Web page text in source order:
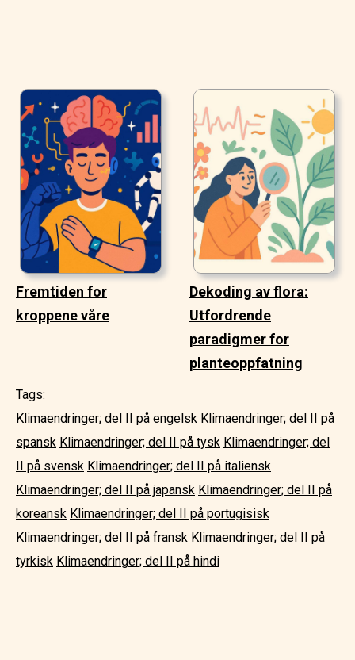
Fremtiden for
kroppene våre
Dekoding av flora:
Utfordrende
paradigmer for
planteoppfatning
Tags:
Klimaendringer; del II på engelsk Klimaendringer; del II på
spansk Klimaendringer; del II på tysk Klimaendringer; del
II på svensk Klimaendringer; del II på italiensk
Klimaendringer; del II på japansk Klimaendringer; del II på
koreansk Klimaendringer; del II på portugisisk
Klimaendringer; del II på fransk Klimaendringer; del II på
tyrkisk Klimaendringer; del II på hindi